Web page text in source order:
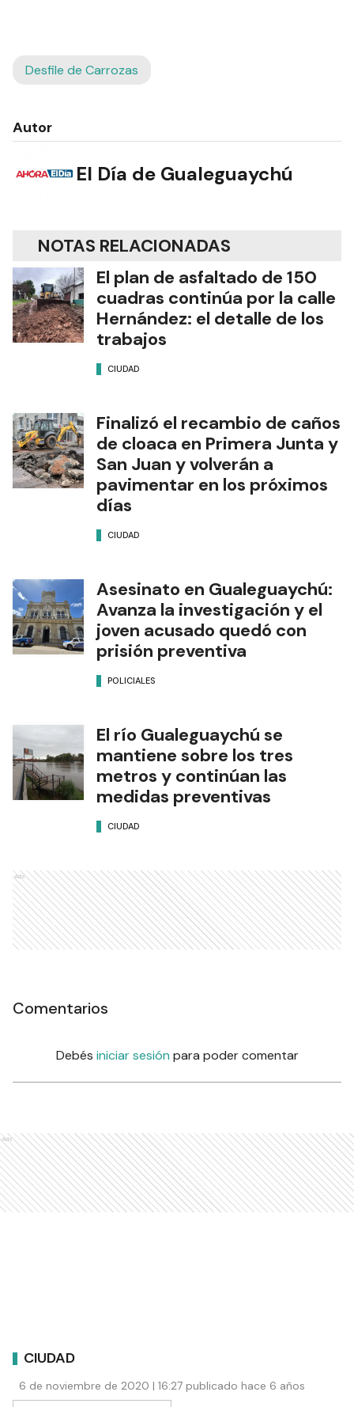
Desfile de Carrozas
Autor
El Día de Gualeguaychú
NOTAS RELACIONADAS
El plan de asfaltado de 150
cuadras continúa por la calle
Hernández: el detalle de los
trabajos
CIUDAD
Finalizó el recambio de caños
de cloaca en Primera Junta y
San Juan y volverán a
pavimentar en los próximos
días
CIUDAD
Asesinato en Gualeguaychú:
Avanza la investigación y el
joven acusado quedó con
prisión preventiva
POLICIALES
El río Gualeguaychú se
mantiene sobre los tres
metros y continúan las
medidas preventivas
CIUDAD
Ads
Comentarios
Debés iniciar sesión para poder comentar
Ads
CIUDAD
6 de noviembre de 2020 | 16:27 publicado hace 6 años